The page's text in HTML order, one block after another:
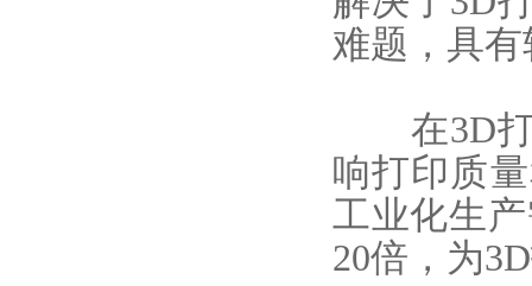
难题，具有
在3D打
响打印质
工业化生
20倍，为